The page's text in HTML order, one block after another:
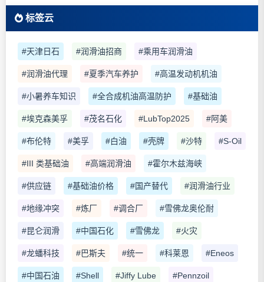
标签云
#天津日石 #润滑油招商 #乘用车润滑油
#润滑油代理 #夏季汽车养护 #高温发动机机油
#小暑养车知识 #全合成机油高温防护 #基础油
#埃克森美孚 #茂名石化 #LubTop2025 #阿美
#布伦特 #美孚 #白油 #壳牌 #沙特 #S-Oil
#III 类基础油 #高端润滑油 #霍尔木兹海峡
#供应链 #基础油价格 #国产替代 #润滑油行业
#地缘冲突 #炼厂 #调合厂 #雪佛龙奥伦耐
#昆仑润滑 #中国石化 #雪佛龙 #火灾
#龙蟠科技 #巴斯夫 #统一 #科莱恩 #Eneos
#中国石油 #Shell #Jiffy Lube #Pennzoil